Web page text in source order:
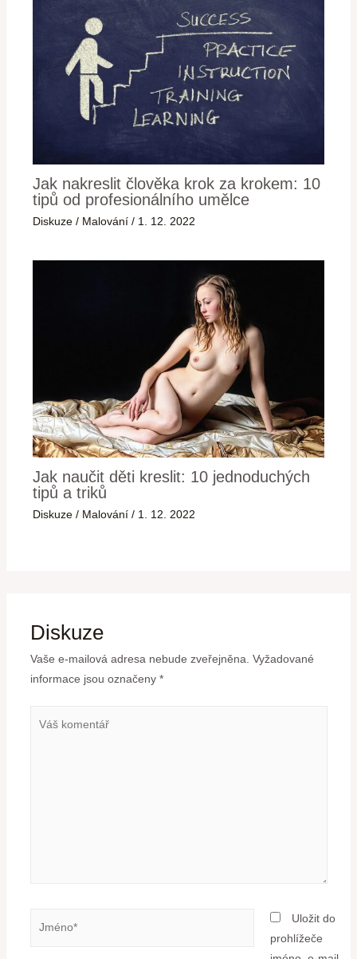
Jak nakreslit člověka krok za krokem: 10
tipů od profesionálního umělce
Diskuze / Malování / 1. 12. 2022
Jak naučit děti kreslit: 10 jednoduchých
tipů a triků
Diskuze / Malování / 1. 12. 2022
Diskuze
Vaše e-mailová adresa nebude zveřejněna. Vyžadované
informace jsou označeny *
Uložit do
prohlížeče